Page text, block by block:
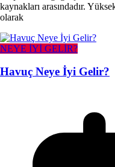
kaynakları arasındadır.
olarak
NEYE İYİ GELİR?
Havuç Neye İyi Gelir?